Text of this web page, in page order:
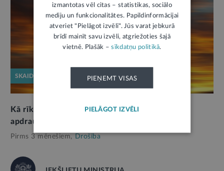
SKAIDROJUMS
Kā rīkoties un kur meklēt informāciju gaisa
apdraudējuma gadījumā
Pirms 3 mēnešiem, Drošība
izmantotas vēl citas – statistikas, sociālo
mediju un funkcionalitātes. Papildinformācijai
atveriet "Pielāgot izvēli". Jūs varat jebkurā
brīdī mainīt savu izvēli, atgriežoties šajā
vietnē. Plašāk –sīkdatņu politikā.
PIEŅEMT VISAS
PIELĀGOT IZVĒLI